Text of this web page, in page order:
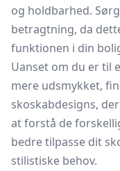
og holdbarhed.
betragtning, da
funktionen i din
Uanset om du er til
mere udsmykket,
skoskabdesigns,
at forstå de
bedre tilpasse dit
stilistiske behov.